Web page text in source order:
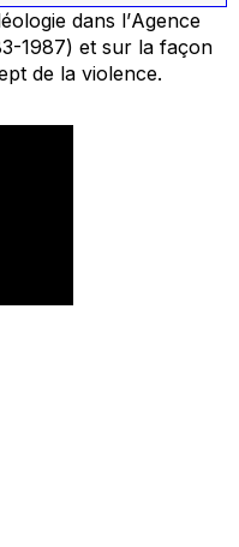
dans l’Agence
1987) et sur la façon
de la violence.